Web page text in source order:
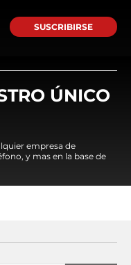
SUSCRIBIRSE
ÚNICO
empresa de
y mas en la base de